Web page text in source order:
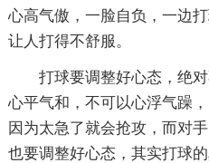
心高气傲，一脸自负，一边
让人打得不舒服。
打球要调整好心态，绝
心平气和，不可以心浮气躁
因为太急了就会抢攻，而对
也要调整好心态，其实打球